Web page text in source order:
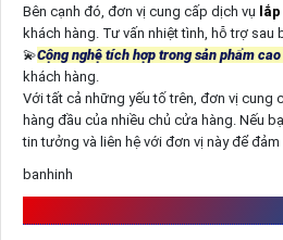
Bên cạnh đó, đơn vị cung cấp dịch vụ
khách hàng. Tư vấn nhiệt tình, hỗ trợ
💫Cộng nghệ tích hợp trong sản phẩm
khách hàng.
Với tất cả những yếu tố trên, đơn vị cung
hàng đầu của nhiều chủ cửa hàng. Nếu
tin tưởng và liên hệ với đơn vị này để
banhinh